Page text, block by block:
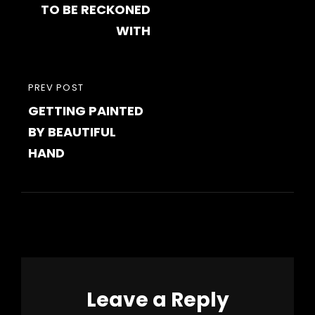
PREVIOUS
POST
PREV POST
GETTING PAINTED
BY BEAUTIFUL
HAND
TO BE RECKONED
WITH
Leave a Reply